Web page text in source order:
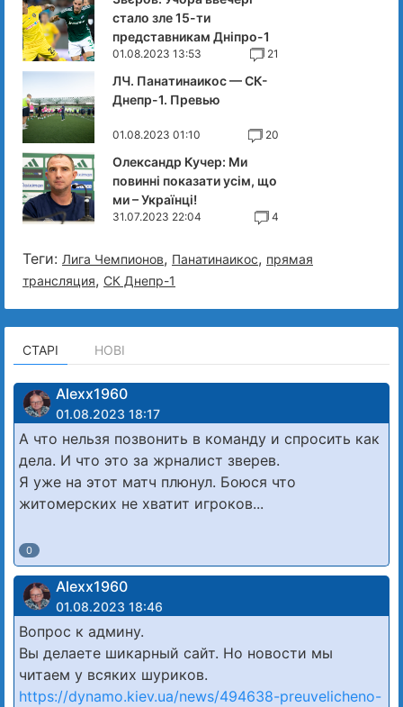
стало зле 15-ти
представникам Дніпро-1
01.08.2023 13:53 21
ЛЧ. Панатинаикос — СК-
Днепр-1. Превью
01.08.2023 01:10 20
Олександр Кучер: Ми
повинні показати усім, що
ми – Українці!
31.07.2023 22:04 4
Теги: Лига Чемпионов, Панатинаикос, прямая
трансляция, СК Днепр-1
СТАРІ НОВІ
Alexx1960
01.08.2023 18:17
А что нельзя позвонить в команду и спросить как
дела. И что это за жрналист зверев.
Я уже на этот матч плюнул. Боюся что
житомерских не хватит игроков...
0
Alexx1960
01.08.2023 18:46
Вопрос к админу.
Вы делаете шикарный сайт. Но новости мы
читаем у всяких шуриков.
https://dynamo.kiev.ua/news/494638-preuvelicheno-